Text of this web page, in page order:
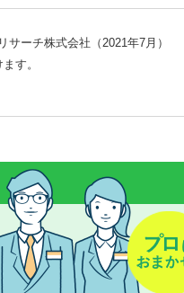
ーチ株式会社（2021年7月）
す。